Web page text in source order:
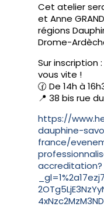
Cet atelier
et Anne
régions
Drome-
Sur inscription
vous vite !
🕜 De 14h à
📍 38 bis rue
https://
dauphine-
france/
accreditation?